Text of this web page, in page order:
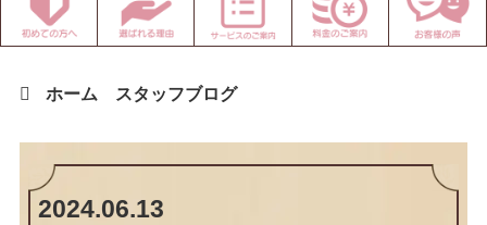
ホーム スタッフブログ
2024.06.13